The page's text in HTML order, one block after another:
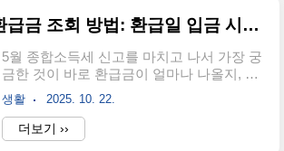
보험은 ..
정확하게 계산하는 방법부터 절세 혜택까지
축, IRP까지 상품별로 다른 수령 조건과 방
법들을 자세히 알아보겠습니다. 이 글을 끝
까지 읽으시면 나에게 맞는 최적의 연금 수
령 전략을 세울 수 있을 거예요.개인연금 수
령액 계산하는 쉬운 방법개인연금 수령액을
종합소득세 환급금 조회 방법: 환급일 입금 시기, 환급 대상 확인법
5월 종합소득세 신고를 마치고 나서 가장 궁
금한 것이 바로 환급금이 얼마나 나올지, 언
제 받을 수 있는지에 대한 것입니다. 프리랜
서나 개인사업자라면 원천징수로 미리 낸
세금이 실제보다 많아서 환급받을 가능성이
높기 때문에 종합소득세 환급금 조회와 입
생활 2025. 10. 22.
더보기 ››